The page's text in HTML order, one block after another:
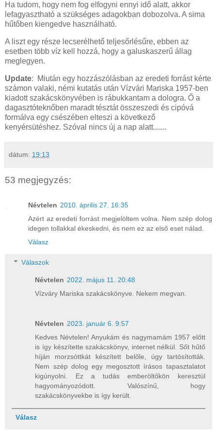
Ha tudom, hogy nem fog elfogyni ennyi idő alatt, akkor
lefagyasztható a szükséges adagokban dobozolva. A sima
hűtőben kiengedve használható.
A liszt egy része lecserélhető teljesőrlésűre, ebben az
esetben több víz kell hozzá, hogy a galuskaszerű állag
meglegyen.
Update: Miután egy hozzászólásban az eredeti forrást kérte
számon valaki, némi kutatás után Vízvári Mariska 1957-ben
kiadott szakácskönyvében is rábukkantam a dologra. Ő a
dagasztóteknőben maradt tésztát összeszedi és cipóvá
formálva egy csészében elteszi a következő
kenyérsütéshez. Szóval nincs új a nap alatt.......
dátum: 19:13
53 megjegyzés:
Névtelen 2010. április 27. 16:35
Azért az eredeti forrást megjelöltem volna. Nem szép dolog
idegen tollakkal ékeskedni, és nem ez az első eset nálad.
Válasz
Válaszok
Névtelen 2022. május 11. 20:48
Vízváry Mariska szakácskönyve. Nekem megvan.
Névtelen 2023. január 6. 9:57
Kedves Névtelen! Anyukám és nagymamám 1957 előtt
is így készítette szakácskönyv, internet nélkül. Sőt hűtő
híján morzsóttkát készített belőle, úgy tartósították.
Nem szép dolog egy megosztott írásos tapasztalatot
kigúnyolni. Ez a tudás emberöltőkön keresztül
hagyományozódott. Valószínű, hogy
szakácskönyvekbe is így került.
Válasz